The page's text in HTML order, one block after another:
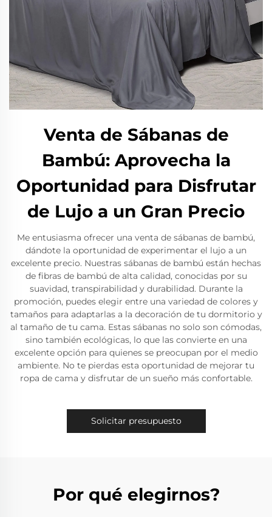
Venta de Sábanas de
Bambú: Aprovecha la
Oportunidad para Disfrutar
de Lujo a un Gran Precio
Me entusiasma ofrecer una venta de sábanas de bambú,
dándote la oportunidad de experimentar el lujo a un
excelente precio. Nuestras sábanas de bambú están hechas
de fibras de bambú de alta calidad, conocidas por su
suavidad, transpirabilidad y durabilidad. Durante la
promoción, puedes elegir entre una variedad de colores y
tamaños para adaptarlas a la decoración de tu dormitorio y
al tamaño de tu cama. Estas sábanas no solo son cómodas,
sino también ecológicas, lo que las convierte en una
excelente opción para quienes se preocupan por el medio
ambiente. No te pierdas esta oportunidad de mejorar tu
ropa de cama y disfrutar de un sueño más confortable.
Solicitar presupuesto
Por qué elegirnos?